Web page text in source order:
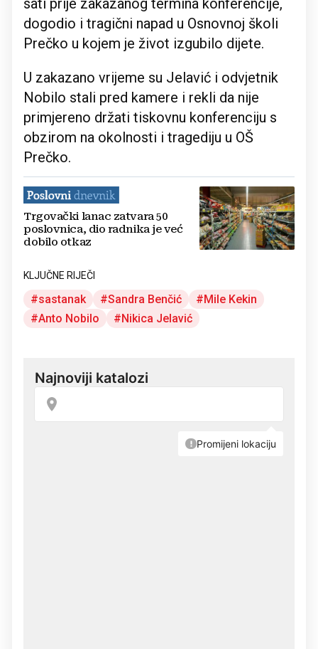
sati prije zakazanog termina konferencije,
dogodio i tragični napad u Osnovnoj školi
Prečko u kojem je život izgubilo dijete.
U zakazano vrijeme su Jelavić i odvjetnik
Nobilo stali pred kamere i rekli da nije
primjereno držati tiskovnu konferenciju s
obzirom na okolnosti i tragediju u OŠ
Prečko.
Trgovački lanac zatvara 50
poslovnica, dio radnika je već
dobilo otkaz
KLJUČNE RIJEČI
sastanak Sandra Benčić
Mile Kekin
Anto Nobilo
Nikica Jelavić